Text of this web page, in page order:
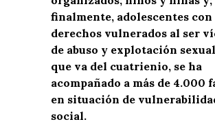
finalmente, adolescentes con
derechos vulnerados al ser
de abuso y explotación
que va del cuatrienio, se ha
acompañado a más de 4.000
en situación de
social.